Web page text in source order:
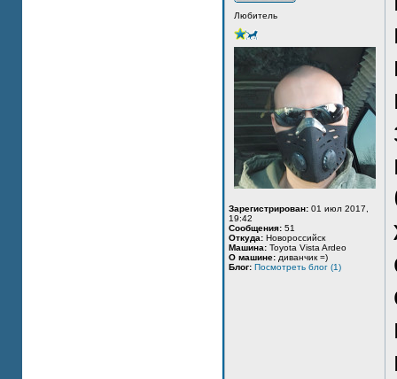
Любитель
Зарегистрирован: 01 июл 2017,
19:42
Сообщения: 51
Откуда: Новороссийск
Машина: Toyota Vista Ardeo
О машине: диванчик =)
Блог: Посмотреть блог (1)